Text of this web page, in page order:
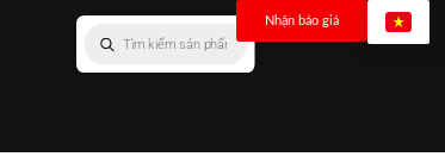
Nhận báo giá